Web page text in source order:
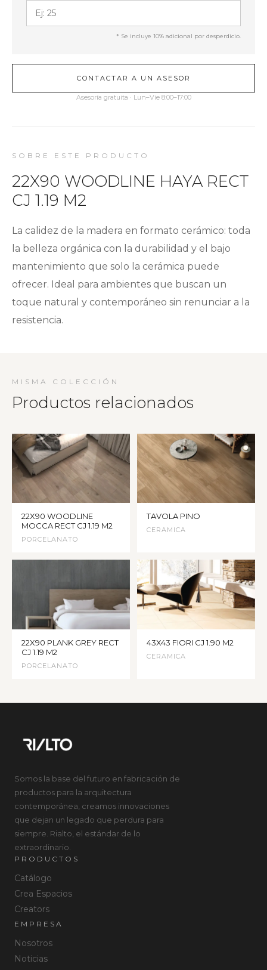
* Se incluye 10% adicional por desperdicio.
CONTACTAR A UN ASESOR
Asesoría gratuita · Lun–Vie 8:00–17:00
SOBRE ESTE PRODUCTO
22X90 WOODLINE HAYA RECT
CJ 1.19 M2
La calidez de la madera en formato cerámico: toda
la belleza orgánica con la durabilidad y el bajo
mantenimiento que solo la cerámica puede
ofrecer. Ideal para ambientes que buscan un
toque natural y contemporáneo sin renunciar a la
resistencia.
MISMA COLECCIÓN
Productos relacionados
22X90 WOODLINE
MOCCA RECT CJ 1.19 M2
PORCELANATO
TAVOLA PINO
CERAMICA
22X90 PLANK GREY RECT
CJ 1.19 M2
PORCELANATO
43X43 FIORI CJ 1.90 M2
CERAMICA
Somos la base del futuro en fabricación de
productos para la arquitectura
contemporánea, creamos innovaciones
que dejan un legado que perdura para
siempre. Rialto, el estándar de lo
extraordinario.
PRODUCTOS
Catálogo
Crea Espacios
Creators
EMPRESA
Nosotros
Noticias